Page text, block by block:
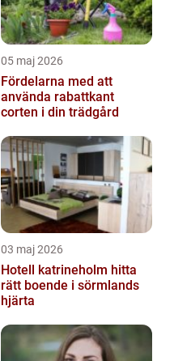
05 maj 2026
Fördelarna med att
använda rabattkant
corten i din trädgård
03 maj 2026
Hotell katrineholm hitta
rätt boende i sörmlands
hjärta